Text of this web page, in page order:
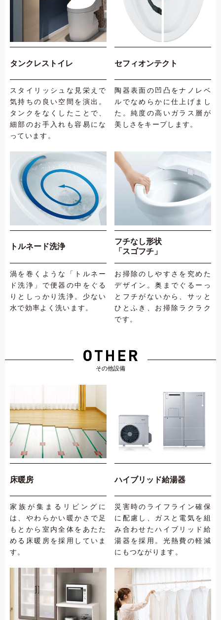
タンクレストイレ
スタイリッシュな見栄えで
気持ちの良い空間を演出。
タンクをなくしたことで、
細部のお手入れも容易にな
っています。
セフィオンテクト
陶器表面の凹凸をナノレベ
ルでなめらかに仕上げまし
た。純度の高いガラス層が
美しさをキープします。
トルネード洗浄
渦を巻くような「トルネー
ド洗浄」で便器の中をぐる
りとしっかり洗浄。少ない
水で効率よく洗います。
フチなし形状
「スゴフチ」
お掃除のしやすさを究めた
デザイン。奥までぐるーっ
とフチがないから、サッと
ひとふき、お掃除ラクラク
です。
床暖房
家族が集まるリビングに
は、やわらかい暖かさで足
もとから室内全体をあたた
める床暖房を採用していま
す。
ハイブリッド給湯器
災害時のライフライン確保
に配慮し、ガスと電気を組
み合わせたハイブリッド給
湯器を採用。光熱費の軽減
にもつながります。